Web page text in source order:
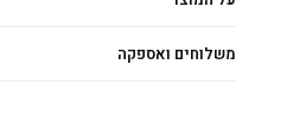
משלוחים ואספקה